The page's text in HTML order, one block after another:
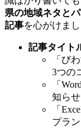
県の地域ネタと
記事を心がけまし
記事タイト
「び
3つの
「
知らせ
「
プラ